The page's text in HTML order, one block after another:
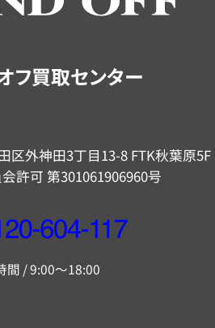
フ買取センター
区外神田3丁目13-8 FTK秋葉原5F
許可 第301061906960号
間 / 9:00～18:00